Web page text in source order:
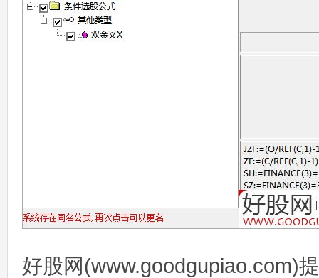
好股网(www.goodgupiao.com)